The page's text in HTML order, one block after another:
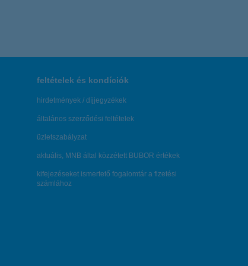
feltételek és kondíciók
hirdetmények / díjjegyzékek
általános szerződési feltételek
üzletszabályzat
aktuális, MNB által közzétett BUBOR értékek
kifejezéseket ismertető fogalomtár a fizetési
számlához